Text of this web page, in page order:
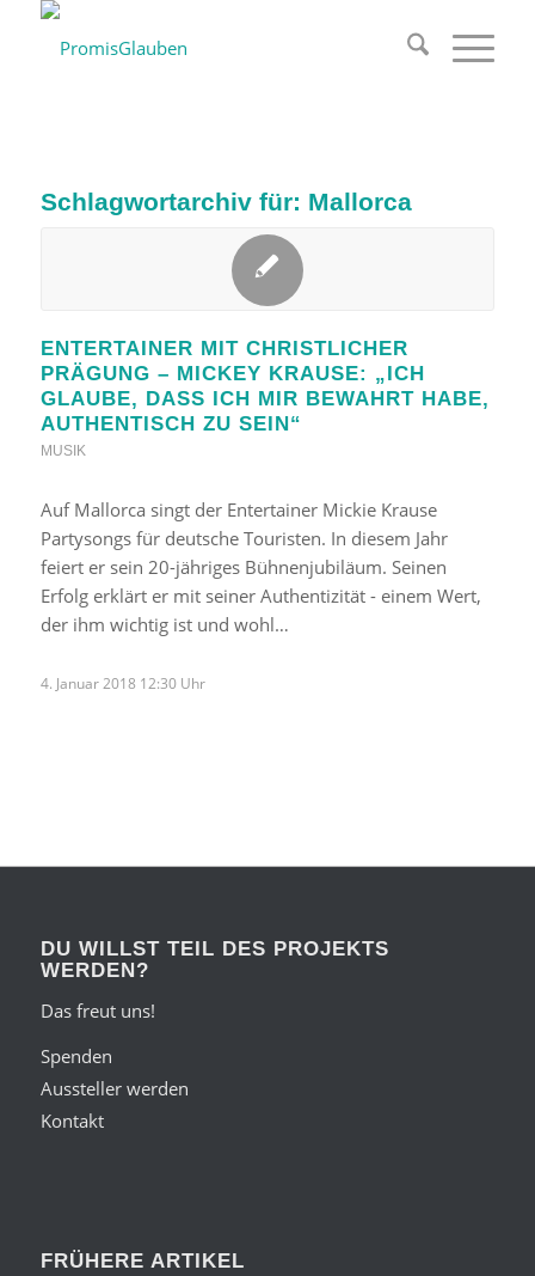
Schlagwortarchiv für: Mallorca
ENTERTAINER MIT CHRISTLICHER
PRÄGUNG – MICKEY KRAUSE: „ICH
GLAUBE, DASS ICH MIR BEWAHRT HABE,
AUTHENTISCH ZU SEIN“
MUSIK
Auf Mallorca singt der Entertainer Mickie Krause
Partysongs für deutsche Touristen. In diesem Jahr
feiert er sein 20-jähriges Bühnenjubiläum. Seinen
Erfolg erklärt er mit seiner Authentizität - einem Wert,
der ihm wichtig ist und wohl…
4. Januar 2018 12:30 Uhr
DU WILLST TEIL DES PROJEKTS
WERDEN?
Das freut uns!
Spenden
Aussteller werden
Kontakt
FRÜHERE ARTIKEL